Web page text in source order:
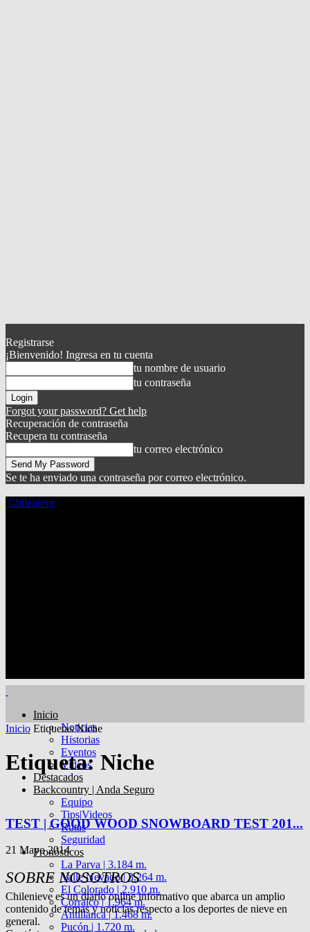
Registrarse
¡Bienvenido! Ingresa en tu cuenta
tu nombre de usuario
tu contraseña
Forgot your password? Get help
Recuperación de contraseña
Recupera tu contraseña
tu correo electrónico
Se te ha enviado una contraseña por correo electrónico.
Chilenieve
Inicio
Noticias
Historias
Eventos
Videos
Destacados
Backcountry | Anda Seguro
Equipo
Tips|Videos
Rutas
Seguridad
Pronósticos
La Parva | 3.184 m.
Valle Nevado | 3.264 m.
El Colorado | 2.910 m.
Corralco | 1.964 m.
Antillanca | 1.468 m.
Pucón | 1.720 m.
Inicio Etiquetas Niche
Etiqueta: Niche
TEST | GOOD WOOD SNOWBOARD TEST 201...
21 Mayo 2014
SOBRE NOSOTROS
Chilenieve es un diario online informativo que abarca un amplio
contenido de temas y noticias respecto a los deportes de nieve en
general.